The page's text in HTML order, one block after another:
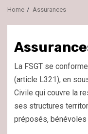
Home Assurances
La FSGT se
(article L321), en
Civile qui couvre la
ses structures
préposés, bénévoles